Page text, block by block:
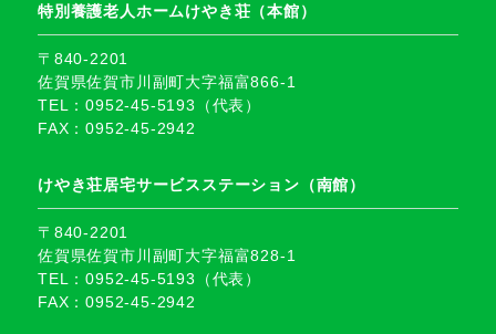
特別養護老人ホームけやき荘（本館）
〒840-2201
佐賀県佐賀市川副町大字福富866-1
TEL：0952-45-5193（代表）
FAX：0952-45-2942
けやき荘居宅サービスステーション（南館）
〒840-2201
佐賀県佐賀市川副町大字福富828-1
TEL：0952-45-5193（代表）
FAX：0952-45-2942